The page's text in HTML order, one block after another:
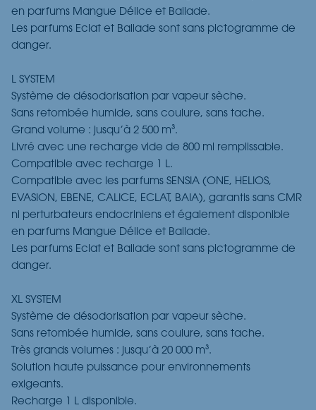
en parfums Mangue Délice et Ballade.
Les parfums Eclat et Ballade sont sans pictogramme de
danger.
L SYSTEM
Système de désodorisation par vapeur sèche.
Sans retombée humide, sans coulure, sans tache.
Grand volume : jusqu’à 2 500 m³.
Livré avec une recharge vide de 800 ml remplissable.
Compatible avec recharge 1 L.
Compatible avec les parfums SENSIA (ONE, HELIOS,
EVASION, EBENE, CALICE, ECLAT, BAIA), garantis sans CMR
ni perturbateurs endocriniens et également disponible
en parfums Mangue Délice et Ballade.
Les parfums Eclat et Ballade sont sans pictogramme de
danger.
XL SYSTEM
Système de désodorisation par vapeur sèche.
Sans retombée humide, sans coulure, sans tache.
Très grands volumes : jusqu’à 20 000 m³.
Solution haute puissance pour environnements
exigeants.
Recharge 1 L disponible.